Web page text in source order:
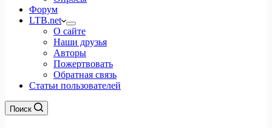
Форум
LTB.net
О сайте
Наши друзья
Авторы
Пожертвовать
Обратная связь
Статьи пользователей
Поиск